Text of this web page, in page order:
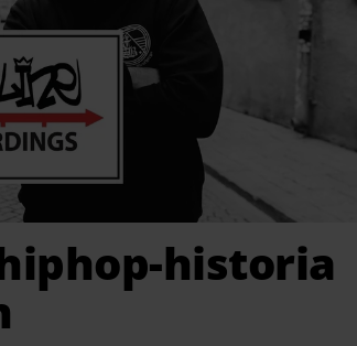
historia